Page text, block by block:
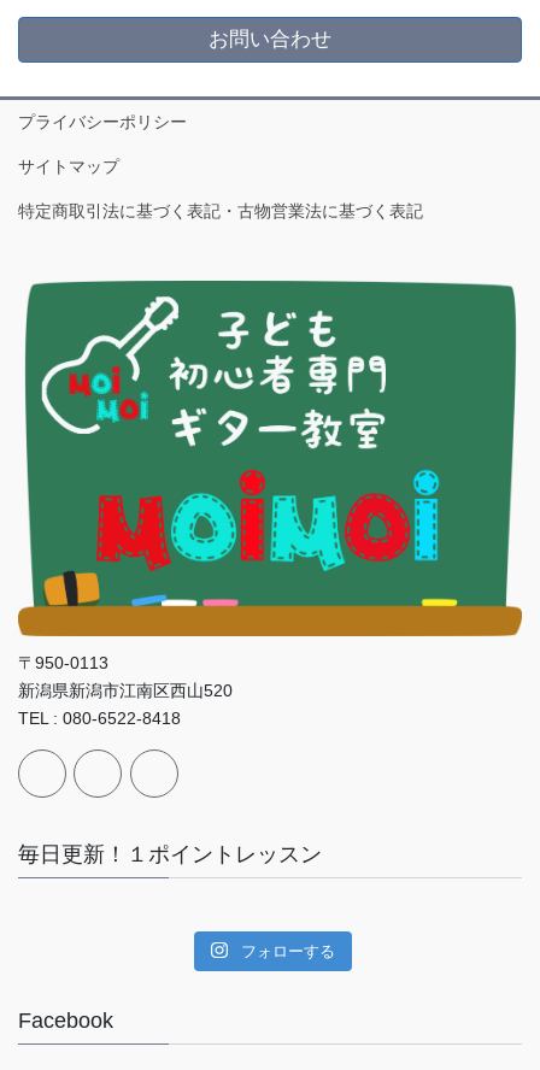
お問い合わせ
プライバシーポリシー
サイトマップ
特定商取引法に基づく表記・古物営業法に基づく表記
〒950-0113
新潟県新潟市江南区西山520
TEL : 080-6522-8418
毎日更新！１ポイントレッスン
フォローする
Facebook